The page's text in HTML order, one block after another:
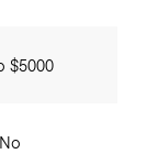
$5000
No